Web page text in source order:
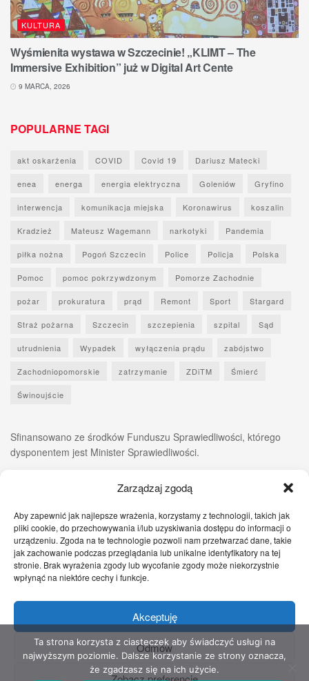
Zarządzaj zgodą
Aby zapewnić jak najlepsze wrażenia, korzystamy z technologii, takich jak
pliki cookie, do przechowywania i/lub uzyskiwania dostępu do informacji o
urządzeniu. Zgoda na te technologie pozwoli nam przetwarzać dane, takie
jak zachowanie podczas przeglądania lub unikalne identyfikatory na tej
stronie. Brak wyrażenia zgody lub wycofanie zgody może niekorzystnie
wpłynąć na niektóre cechy i funkcje.
Akceptuję
Odmów
KULTURA
Wyśmienita wystawa w Szczecinie! „KLIMT – The
Immersive Exhibition” już w Digital Art Cente
9 MARCA, 2026
POPULARNE TAGI
akt oskarżenia COVID Covid 19 Dariusz Matecki
enea energa energia elektryczna Goleniów Gryfino
interwencja komunikacja miejska Koronawirus koszalin
Kradzież Mateusz Wagemann narkotyki Pandemia
piłka nożna Pogoń Szczecin Police Policja Polska
Pomoc pomoc pokrzywdzonym Pomorze Zachodnie
pożar prokuratura prąd Remont Sport Stargard
Straż pożarna Szczecin szczepienia szpital Sąd
utrudnienia Wypadek wyłączenia prądu zabójstwo
Zachodniopomorskie zatrzymanie ZDiTM Śmierć
Świnoujście
Sfinansowano ze środków Funduszu Sprawiedliwości, którego
dysponentem jest Minister Sprawiedliwości.
Zgłoś nam! Szczecińskie Wiadomości Sport
Zdrowie
Prawo
Pomoc Prawna Kontakt
Copyright © 2022 Stowarzyszenie Przyjaciół Zdrowia - Wszelkie prawa
Ta strona korzysta z ciasteczek aby świadczyć usługi na
najwyższym poziomie. Dalsze korzystanie ze strony oznacza,
że zgadzasz się na ich użycie.